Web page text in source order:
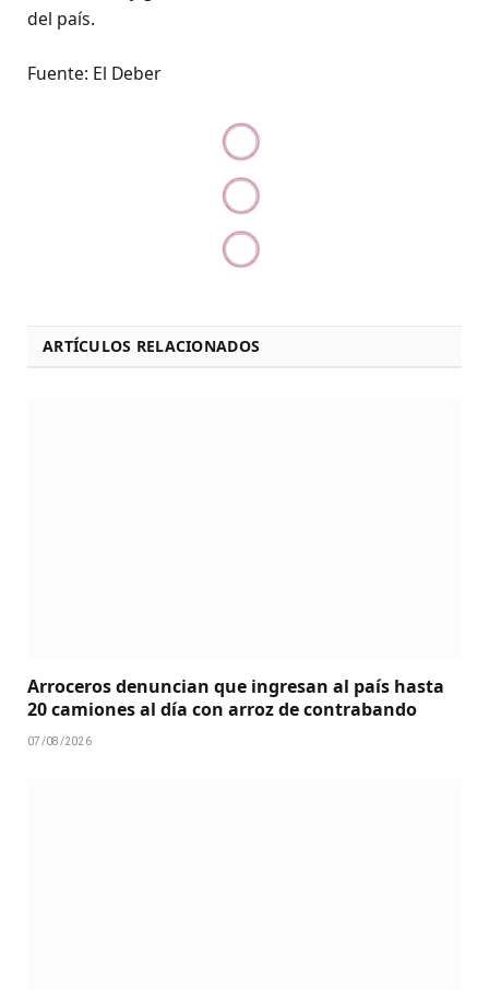
del país.
Fuente: El Deber
ARTÍCULOS RELACIONADOS
Arroceros denuncian que ingresan al país hasta
20 camiones al día con arroz de contrabando
07/08/2026